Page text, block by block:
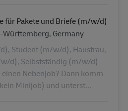
für Pakete und Briefe (m/w/d)
Germany
Student (m/w/d), Hausfrau,
d), Selbstständig (m/w/d)
Nebenjob? Dann komm
Minijob) und unterst...